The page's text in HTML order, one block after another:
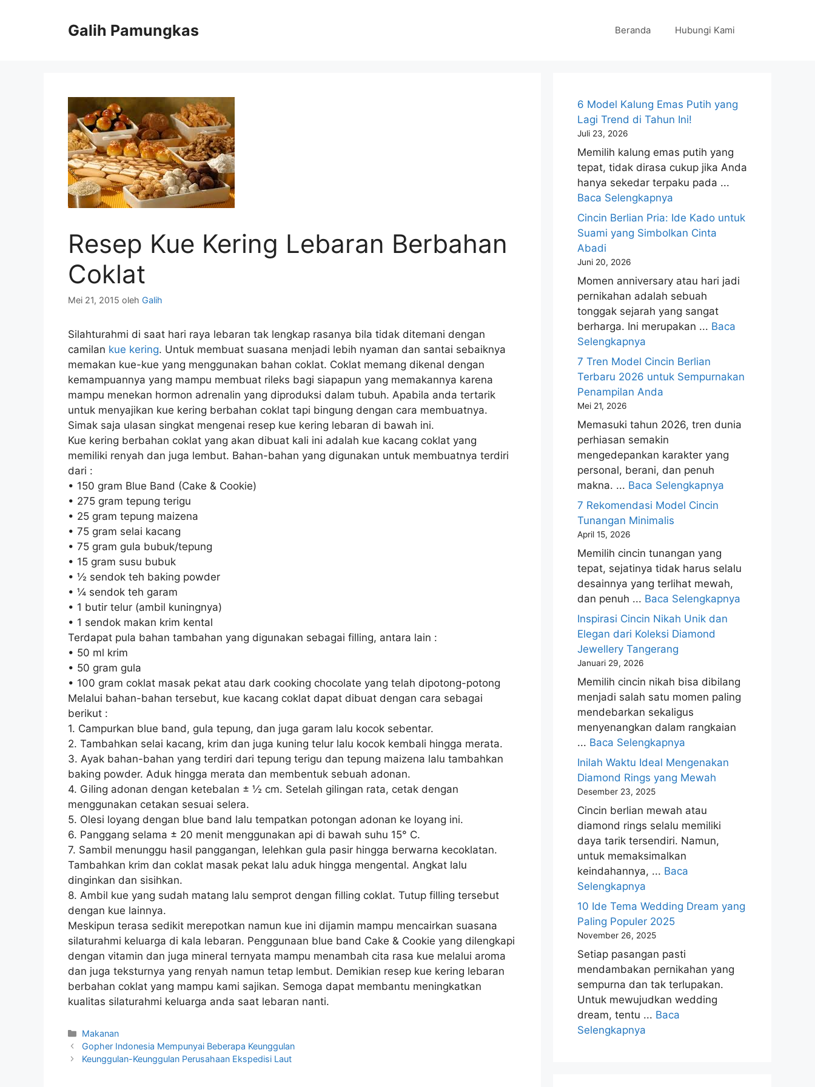
Galih Pamungkas Beranda Hubungi Kami
Resep Kue Kering Lebaran Berbahan
Coklat
Mei 21, 2015 oleh Galih
Silahturahmi di saat hari raya lebaran tak lengkap rasanya bila tidak ditemani dengan
camilan kue kering. Untuk membuat suasana menjadi lebih nyaman dan santai sebaiknya
memakan kue-kue yang menggunakan bahan coklat. Coklat memang dikenal dengan
kemampuannya yang mampu membuat rileks bagi siapapun yang memakannya karena
mampu menekan hormon adrenalin yang diproduksi dalam tubuh. Apabila anda tertarik
untuk menyajikan kue kering berbahan coklat tapi bingung dengan cara membuatnya.
Simak saja ulasan singkat mengenai resep kue kering lebaran di bawah ini.
Kue kering berbahan coklat yang akan dibuat kali ini adalah kue kacang coklat yang
memiliki renyah dan juga lembut. Bahan-bahan yang digunakan untuk membuatnya terdiri
dari :
• 150 gram Blue Band (Cake & Cookie)
• 275 gram tepung terigu
• 25 gram tepung maizena
• 75 gram selai kacang
• 75 gram gula bubuk/tepung
• 15 gram susu bubuk
• ½ sendok teh baking powder
• ¼ sendok teh garam
• 1 butir telur (ambil kuningnya)
• 1 sendok makan krim kental
Terdapat pula bahan tambahan yang digunakan sebagai filling, antara lain :
• 50 ml krim
• 50 gram gula
• 100 gram coklat masak pekat atau dark cooking chocolate yang telah dipotong-potong
Melalui bahan-bahan tersebut, kue kacang coklat dapat dibuat dengan cara sebagai
berikut :
1. Campurkan blue band, gula tepung, dan juga garam lalu kocok sebentar.
2. Tambahkan selai kacang, krim dan juga kuning telur lalu kocok kembali hingga merata.
3. Ayak bahan-bahan yang terdiri dari tepung terigu dan tepung maizena lalu tambahkan
baking powder. Aduk hingga merata dan membentuk sebuah adonan.
4. Giling adonan dengan ketebalan ± ½ cm. Setelah gilingan rata, cetak dengan
menggunakan cetakan sesuai selera.
5. Olesi loyang dengan blue band lalu tempatkan potongan adonan ke loyang ini.
6. Panggang selama ± 20 menit menggunakan api di bawah suhu 15° C.
7. Sambil menunggu hasil panggangan, lelehkan gula pasir hingga berwarna kecoklatan.
Tambahkan krim dan coklat masak pekat lalu aduk hingga mengental. Angkat lalu
dinginkan dan sisihkan.
8. Ambil kue yang sudah matang lalu semprot dengan filling coklat. Tutup filling tersebut
dengan kue lainnya.
Meskipun terasa sedikit merepotkan namun kue ini dijamin mampu mencairkan suasana
silaturahmi keluarga di kala lebaran. Penggunaan blue band Cake & Cookie yang dilengkapi
dengan vitamin dan juga mineral ternyata mampu menambah cita rasa kue melalui aroma
dan juga teksturnya yang renyah namun tetap lembut. Demikian resep kue kering lebaran
berbahan coklat yang mampu kami sajikan. Semoga dapat membantu meningkatkan
kualitas silaturahmi keluarga anda saat lebaran nanti.
Kategori
Makanan
Gopher Indonesia Mempunyai Beberapa Keunggulan
Keunggulan-Keunggulan Perusahaan Ekspedisi Laut
6 Model Kalung Emas Putih yang
Lagi Trend di Tahun Ini!
Juli 23, 2026
Memilih kalung emas putih yang
tepat, tidak dirasa cukup jika Anda
hanya sekedar terpaku pada ...
Baca Selengkapnya
Cincin Berlian Pria: Ide Kado untuk
Suami yang Simbolkan Cinta
Abadi
Juni 20, 2026
Momen anniversary atau hari jadi
pernikahan adalah sebuah
tonggak sejarah yang sangat
berharga. Ini merupakan ... Baca
Selengkapnya
7 Tren Model Cincin Berlian
Terbaru 2026 untuk Sempurnakan
Penampilan Anda
Mei 21, 2026
Memasuki tahun 2026, tren dunia
perhiasan semakin
mengedepankan karakter yang
personal, berani, dan penuh
makna. ... Baca Selengkapnya
7 Rekomendasi Model Cincin
Tunangan Minimalis
April 15, 2026
Memilih cincin tunangan yang
tepat, sejatinya tidak harus selalu
desainnya yang terlihat mewah,
dan penuh ... Baca Selengkapnya
Inspirasi Cincin Nikah Unik dan
Elegan dari Koleksi Diamond
Jewellery Tangerang
Januari 29, 2026
Memilih cincin nikah bisa dibilang
menjadi salah satu momen paling
mendebarkan sekaligus
menyenangkan dalam rangkaian
... Baca Selengkapnya
Inilah Waktu Ideal Mengenakan
Diamond Rings yang Mewah
Desember 23, 2025
Cincin berlian mewah atau
diamond rings selalu memiliki
daya tarik tersendiri. Namun,
untuk memaksimalkan
keindahannya, ... Baca
Selengkapnya
10 Ide Tema Wedding Dream yang
Paling Populer 2025
November 26, 2025
Setiap pasangan pasti
mendambakan pernikahan yang
sempurna dan tak terlupakan.
Untuk mewujudkan wedding
dream, tentu ... Baca
Selengkapnya